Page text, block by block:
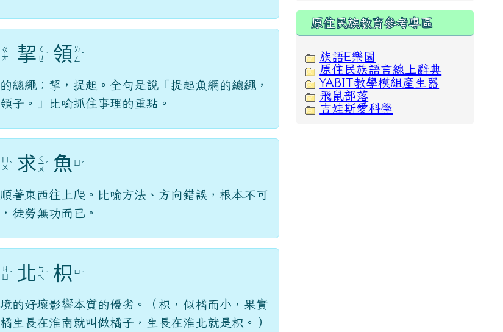
ㄍ
ㄤ
挈 ㄑ
ㄧ
ㄝ
ˋ 領 ㄌ
ㄧ
ㄥ
ˇ
總繩；挈，提起。全句是說「提起魚網的總繩，
子。」比喻抓住事理的重點。
ㄇ
ㄨ ˋ 求 ㄑ
ㄧ
ㄡ
ˊ 魚 ˊ
著東西往上爬。比喻方法、方向錯誤，根本不可
徒勞無功而已。
ㄐ
ˊ 北 ㄅ
ㄟ ˇ 枳 ㄓ ˇ
的好壞影響本質的優劣。（枳，似橘而小，果實
生長在淮南就叫做橘子，生長在淮北就是枳。）
原住民族教育參考專區
族語E樂園
原住民族語言線上辭典
YABIT教學模組產生器
飛鼠部落
吉娃斯愛科學